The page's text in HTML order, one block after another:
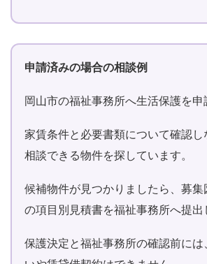
申請済みの場合の相談例
岡山市の福祉事務所へ生活保護を申
家賃条件と必要書類について確認し
相談できる物件を探しています。
候補物件が見つかりましたら、募集
の項目別見積書を福祉事務所へ提出
保護決定と福祉事務所の確認前には